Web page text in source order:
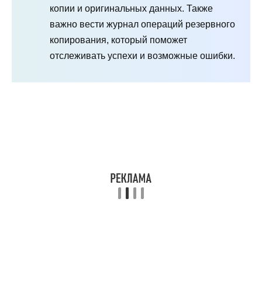
копии и оригинальных данных. Также
важно вести журнал операций резервного
копирования, который поможет
отслеживать успехи и возможные ошибки.